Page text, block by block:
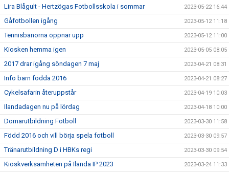
Lira Blågult - Hertzögas Fotbollsskola i sommar 2023-05-22 16:44
Gåfotbollen igång 2023-05-12 11:18
Tennisbanorna öppnar upp 2023-05-12 11:00
Kiosken hemma igen 2023-05-05 08:05
2017 drar igång söndagen 7 maj 2023-04-21 08:31
Info barn födda 2016 2023-04-21 08:27
Cykelsafarin återuppstår 2023-04-19 10:03
Ilandadagen nu på lördag 2023-04-18 10:00
Domarutbildning Fotboll 2023-03-30 11:58
Född 2016 och vill börja spela fotboll 2023-03-30 09:57
Tränarutbildning D i HBKs regi 2023-03-30 09:54
Kioskverksamheten på Ilanda IP 2023 2023-03-24 11:33